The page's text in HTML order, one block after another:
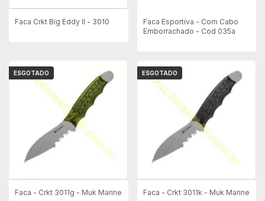
Faca Crkt Big Eddy II - 3010
Faca Esportiva - Com Cabo
Emborrachado - Cod 035a
ESGOTADO
Faca - Crkt 3011g - Muk Marine
ESGOTADO
Faca - Crkt 3011k - Muk Marine